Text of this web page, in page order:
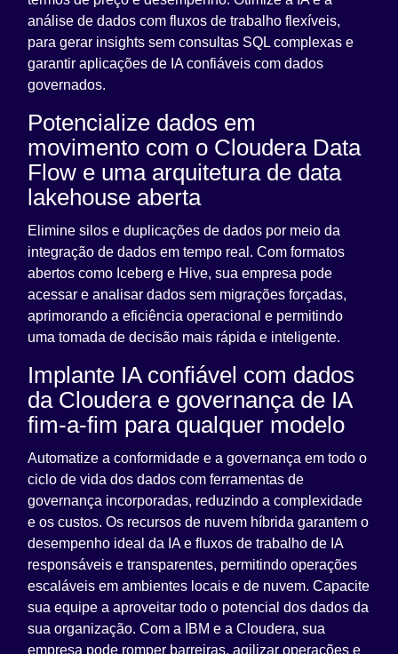
análise de dados com fluxos de trabalho flexíveis,
para gerar insights sem consultas SQL complexas e
garantir aplicações de IA confiáveis com dados
governados.
Potencialize dados em
movimento com o Cloudera Data
Flow e uma arquitetura de data
lakehouse aberta
Elimine silos e duplicações de dados por meio da
integração de dados em tempo real. Com formatos
abertos como Iceberg e Hive, sua empresa pode
acessar e analisar dados sem migrações forçadas,
aprimorando a eficiência operacional e permitindo
uma tomada de decisão mais rápida e inteligente.
Implante IA confiável com dados
da Cloudera e governança de IA
fim-a-fim para qualquer modelo
Automatize a conformidade e a governança em todo o
ciclo de vida dos dados com ferramentas de
governança incorporadas, reduzindo a complexidade
e os custos. Os recursos de nuvem híbrida garantem o
desempenho ideal da IA e fluxos de trabalho de IA
responsáveis e transparentes, permitindo operações
escaláveis em ambientes locais e de nuvem. Capacite
sua equipe a aproveitar todo o potencial dos dados da
sua organização. Com a IBM e a Cloudera, sua
empresa pode romper barreiras, agilizar operações e